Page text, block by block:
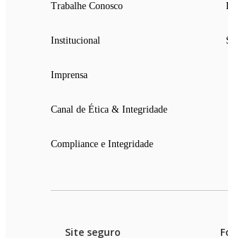
Trabalhe Conosco
Institucional
Imprensa
Canal de Ética & Integridade
Compliance e Integridade
Site seguro